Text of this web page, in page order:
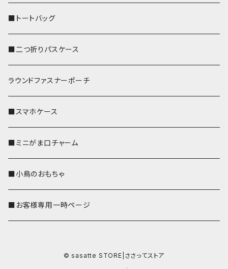
■トートバッグ
■二つ折りパスケース
ラウンドファスナーポーチ
■スマホケース
■ミニがま口チャーム
■小鳥のおもちゃ
■お客様専用一時ページ
© sasatte STORE|ささってストア